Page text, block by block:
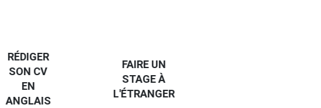
FAIRE UN
STAGE À
L'ÉTRANGER
TROUVER
UN JOB À
L'ÉTRANGER